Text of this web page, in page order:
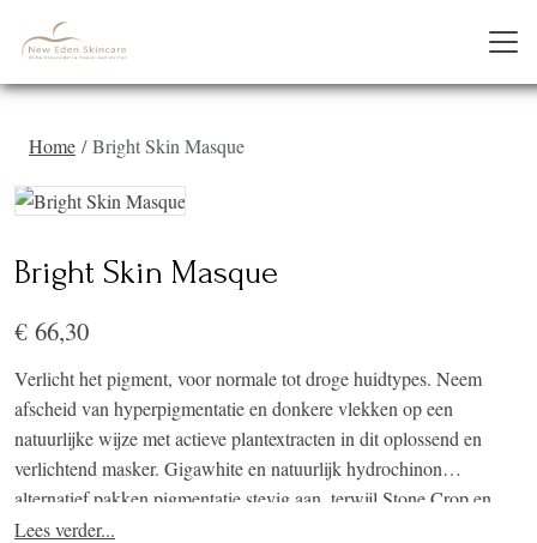
Home Bright Skin Masque
Bright Skin Masque
€ 66,30
Verlicht het pigment, voor normale tot droge huidtypes. Neem
afscheid van hyperpigmentatie en donkere vlekken op een
natuurlijke wijze met actieve plantextracten in dit oplossend en
verlichtend masker. Gigawhite en natuurlijk hydrochinon
alternatief pakken pigmentatie stevig aan, terwijl Stone Crop en
berendruif de huid voeden.
Lees verder...